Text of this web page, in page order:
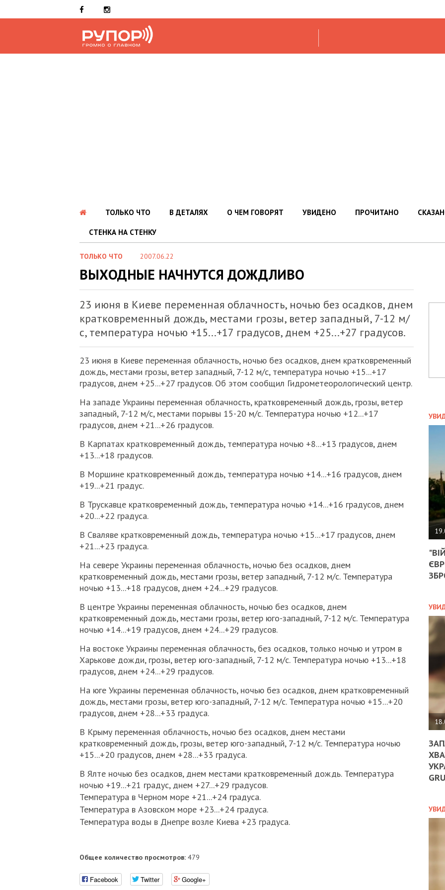
ТОЛЬКО ЧТО В ДЕТАЛЯХ О ЧЕМ ГОВОРЯТ УВИДЕНО ПРОЧИТАНО
СТЕНКА НА СТЕНКУ
ТОЛЬКО ЧТО 2007.06.22
ВЫХОДНЫЕ НАЧНУТСЯ ДОЖДЛИВО
23 июня в Киеве переменная облачность, ночью без осадков, днем
кратковременный дождь, местами грозы, ветер западный, 7-12 м/
с, температура ночью +15...+17 градусов, днем +25...+27 градусов.
23 июня в Киеве переменная облачность, ночью без осадков, днем кратковременный
дождь, местами грозы, ветер западный, 7-12 м/с, температура ночью +15...+17
градусов, днем +25...+27 градусов. Об этом сообщил Гидрометеорологический центр.
На западе Украины переменная облачность, кратковременный дождь, грозы, ветер
западный, 7-12 м/с, местами порывы 15-20 м/с. Температура ночью +12...+17
градусов, днем +21...+26 градусов.
В Карпатах кратковременный дождь, температура ночью +8...+13 градусов, днем
+13...+18 градусов.
В Моршине кратковременный дождь, температура ночью +14...+16 градусов, днем
+19...+21 градус.
В Трускавце кратковременный дождь, температура ночью +14...+16 градусов, днем
+20...+22 градуса.
В Сваляве кратковременный дождь, температура ночью +15...+17 градусов, днем
+21...+23 градуса.
На севере Украины переменная облачность, ночью без осадков, днем
кратковременный дождь, местами грозы, ветер западный, 7-12 м/с. Температура
ночью +13...+18 градусов, днем +24...+29 градусов.
В центре Украины переменная облачность, ночью без осадков, днем
кратковременный дождь, местами грозы, ветер юго-западный, 7-12 м/с. Температура
ночью +14...+19 градусов, днем +24...+29 градусов.
На востоке Украины переменная облачность, без осадков, только ночью и утром в
Харькове дожди, грозы, ветер юго-западный, 7-12 м/с. Температура ночью +13...+18
градусов, днем +24...+29 градусов.
На юге Украины переменная облачность, ночью без осадков, днем кратковременный
дождь, местами грозы, ветер юго-западный, 7-12 м/с. Температура ночью +15...+20
градусов, днем +28...+33 градуса.
В Крыму переменная облачность, ночью без осадков, днем местами
кратковременный дождь, грозы, ветер юго-западный, 7-12 м/с. Температура ночью
+15...+20 градусов, днем +28...+33 градуса.
В Ялте ночью без осадков, днем местами кратковременный дождь. Температура
ночью +19...+21 градус, днем +27...+29 градусов.
Температура в Черном море +21...+24 градуса.
Температура в Азовском море +23...+24 градуса.
Температура воды в Днепре возле Киева +23 градуса.
Общее количество просмотров:479
Facebook Twitter Google+
НА
ДО
ЄС
-